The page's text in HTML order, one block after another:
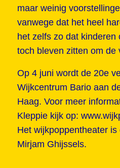
maar weinig
vanwege dat het heel
het zelfs zo dat kinderen
toch bleven zitten om de
Op 4 juni wordt de 20e
Wijkcentrum Bario aan
Haag. Voor meer
Kleppie kijk op:
Het wijkpoppentheater
Mirjam Ghijssels.